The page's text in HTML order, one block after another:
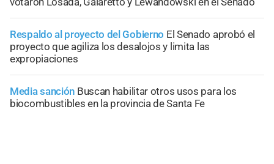
Respaldo al proyecto del Gobierno El Senado aprobó el
proyecto que agiliza los desalojos y limita las
expropiaciones
Media sanción Buscan habilitar otros usos para los
biocombustibles en la provincia de Santa Fe